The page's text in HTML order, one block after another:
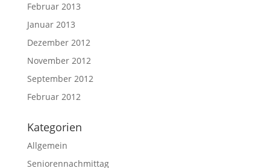
Februar 2013
Januar 2013
Dezember 2012
November 2012
September 2012
Februar 2012
Kategorien
Allgemein
Seniorennachmittag